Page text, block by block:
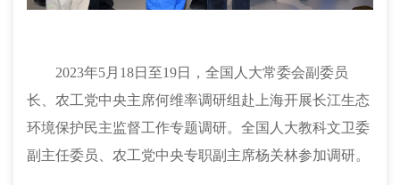
2023年5月18日至19日，全国人大常委会副委员
长、农工党中央主席何维率调研组赴上海开展长江生态
环境保护民主监督工作专题调研。全国人大教科文卫委
副主任委员、农工党中央专职副主席杨关林参加调研。